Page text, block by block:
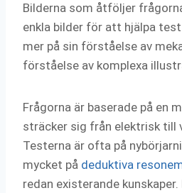
Bilderna som åtföljer
enkla bilder för att hjälpa
mer på sin förståelse av
förståelse av komplexa
Frågorna är baserade på en
sträcker sig från elektrisk till
Testerna är ofta på
mycket på deduktiva
redan existerande